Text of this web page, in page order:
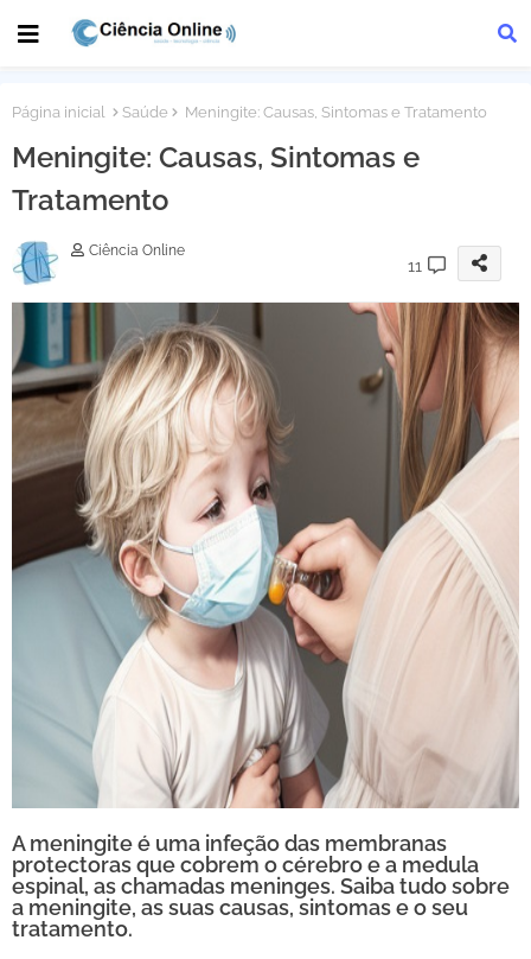
Página inicial Saúde Meningite: Causas, Sintomas e Tratamento
Meningite: Causas, Sintomas e
Tratamento
Ciência Online
11
A meningite é uma infeção das membranas
protectoras que cobrem o cérebro e a medula
espinal, as chamadas meninges. Saiba tudo sobre
a meningite, as suas causas, sintomas e o seu
tratamento.